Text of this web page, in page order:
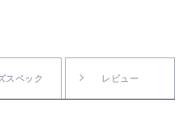
スペック レビュー